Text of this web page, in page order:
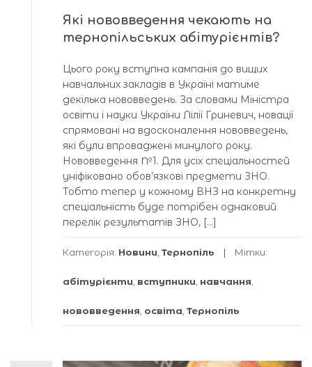
Які нововведення чекають на
тернопільських абітурієнтів?
Цього року вступна кампанія до вищих
навчальних закладів в Україні матиме
декілька нововведень. За словами Міністра
освіти і науки України Лілії Гриневич, новації
спрямовані на вдосконалення нововведень,
які були впроваджені минулого року.
Нововведення №1. Для усіх спеціальностей
уніфіковано обов’язкові предмети ЗНО.
Тобто тепер у кожному ВНЗ на конкретну
спеціальність буде потрібен однаковий
перелік результатів ЗНО, […]
Категорія: Новини Тернопіль Мітки:
абітурієнти вступники навчання
нововведення освіта Тернопіль